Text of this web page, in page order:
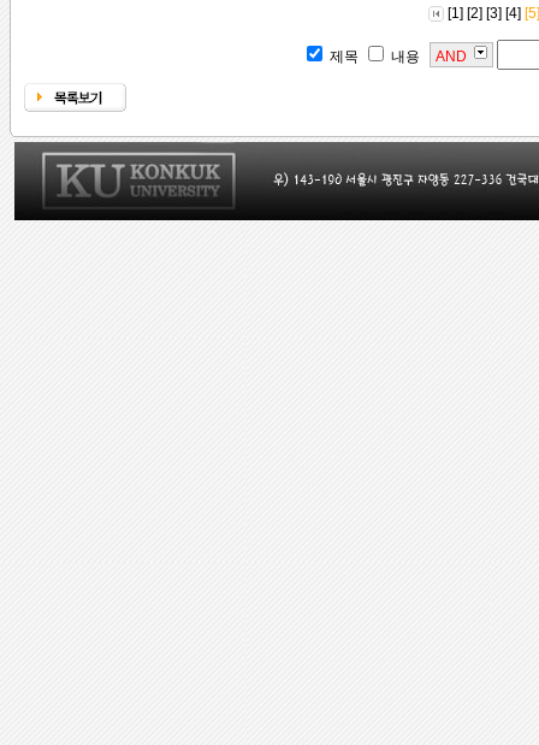
[1] [2] [3] [4] [5]
제목 내용 AND